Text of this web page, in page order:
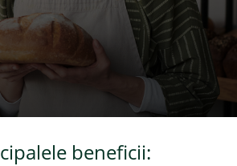
de consum
ipotecarebeneficii: